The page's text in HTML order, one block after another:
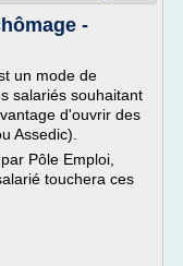
-
un mode de
salariés souhaitant
d'ouvrir des
Assedic).
Pôle Emploi,
touchera ces